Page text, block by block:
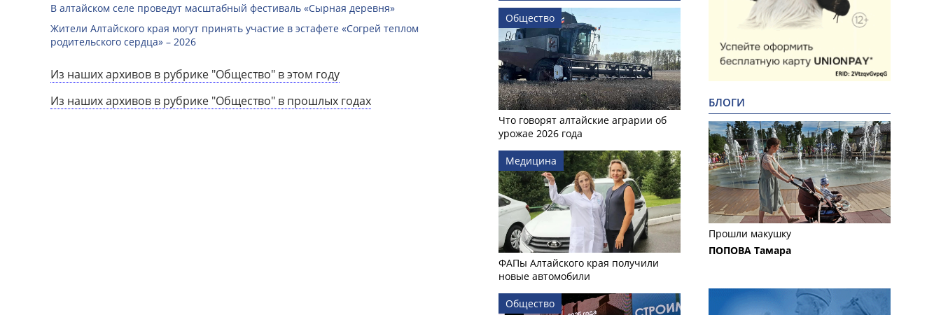
В алтайском селе проведут масштабный фестиваль «Сырная деревня»
Жители Алтайского края могут принять участие в эстафете «Согрей теплом
родительского сердца» – 2026
Из наших архивов в рубрике "Общество" в этом году
Из наших архивов в рубрике "Общество" в прошлых годах
Общество
Что говорят алтайские аграрии об
урожае 2026 года
Медицина
ФАПы Алтайского края получили
новые автомобили
Общество
БЛОГИ
Прошли макушку
ПОПОВА Тамара